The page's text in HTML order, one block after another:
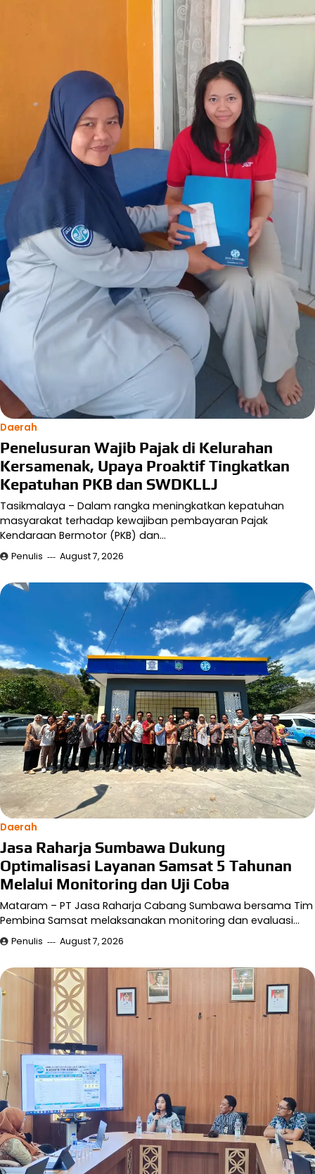
Daerah
Penelusuran Wajib Pajak di Kelurahan
Kersamenak, Upaya Proaktif Tingkatkan
Kepatuhan PKB dan SWDKLLJ
Tasikmalaya – Dalam rangka meningkatkan kepatuhan
masyarakat terhadap kewajiban pembayaran Pajak
Kendaraan Bermotor (PKB) dan…
Penulis August 7, 2026
Daerah
Jasa Raharja Sumbawa Dukung
Optimalisasi Layanan Samsat 5 Tahunan
Melalui Monitoring dan Uji Coba
Mataram – PT Jasa Raharja Cabang Sumbawa bersama Tim
Pembina Samsat melaksanakan monitoring dan evaluasi…
Penulis August 7, 2026